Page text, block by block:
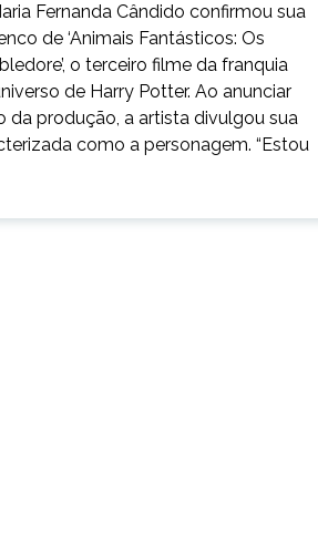
Fernanda Cândido confirmou sua
de ‘Animais Fantásticos: Os
o terceiro filme da franquia
de Harry Potter. Ao anunciar
da produção, a artista divulgou sua
como a personagem. “Estou